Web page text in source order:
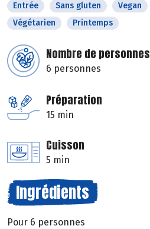
Entrée Sans gluten Vegan
Végétarien
Printemps
Nombre de personnes
6 personnes
Préparation
15 min
Cuisson
5 min
Ingrédients
Pour 6 personnes